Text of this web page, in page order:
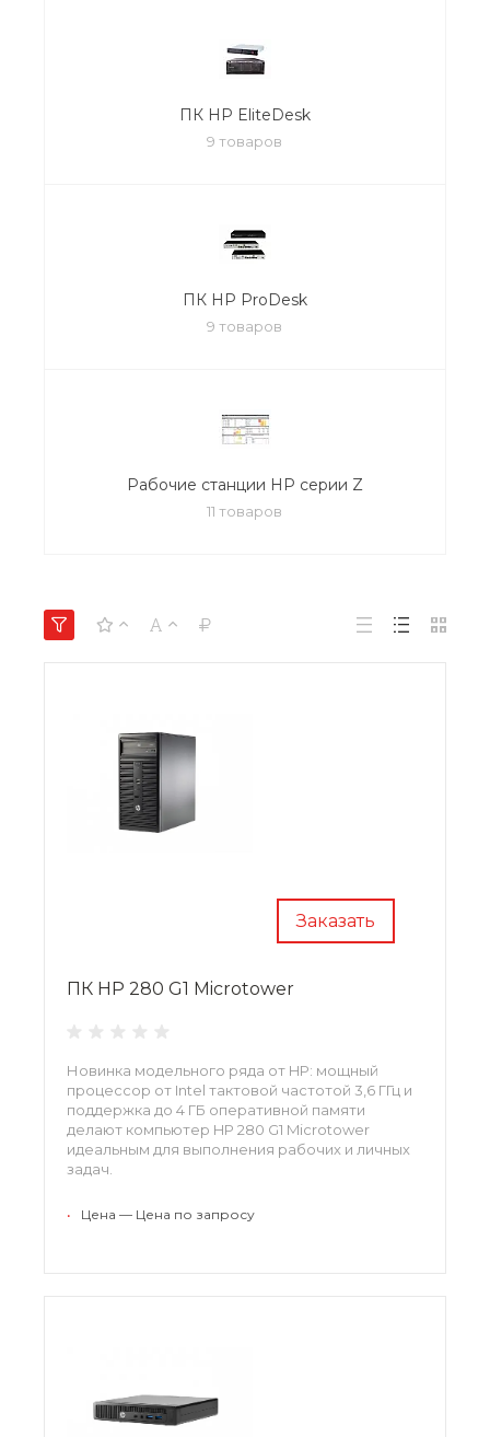
ПК HP EliteDesk
9 товаров
ПК HP ProDesk
9 товаров
Рабочие станции HP серии Z
11 товаров
Заказать
ПК HP 280 G1 Microtower
Новинка модельного ряда от HP: мощный
процессор от Intel тактовой частотой 3,6 ГГц и
поддержка до 4 ГБ оперативной памяти
делают компьютер HP 280 G1 Microtower
идеальным для выполнения рабочих и личных
задач.
• Цена — Цена по запросу